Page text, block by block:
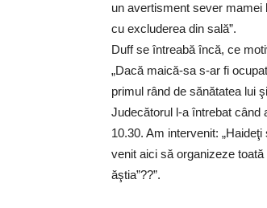
un avertisment sever mamei
cu excluderea din sală”.
Duff se întreabă încă, ce
„Dacă maică-sa s-ar fi
primul rând de sănătatea lui
Judecătorul l-a întrebat când
10.30. Am intervenit:
venit aici să organizeze
ăştia”??”.